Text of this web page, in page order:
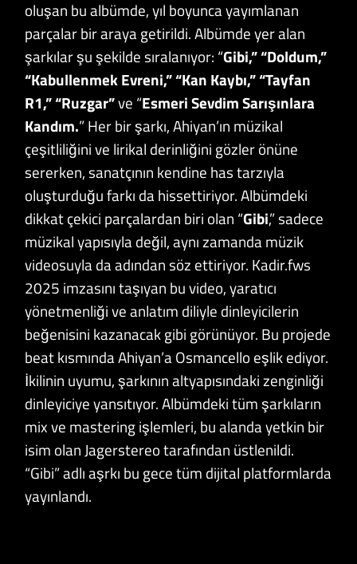
oluşan bu albümde, yıl boyunca yayımlanan
parçalar bir araya getirildi. Albümde yer alan
şarkılar şu şekilde sıralanıyor: “Gibi,” “Doldum,”
“Kabullenmek Evreni,” “Kan Kaybı,” “Tayfan
R1,” “Ruzgar”ve “Esmeri Sevdim Sarışınlara
Kandım.” Her bir şarkı, Ahiyan’ın müzikal
çeşitliliğini ve lirikal derinliğini gözler önüne
sererken, sanatçının kendine has tarzıyla
oluşturduğu farkı da hissettiriyor. Albümdeki
dikkat çekici parçalardan biri olan “Gibi,” sadece
müzikal yapısıyla değil, aynı zamanda müzik
videosuyla da adından söz ettiriyor. Kadir.fws
2025 imzasını taşıyan bu video, yaratıcı
yönetmenliği ve anlatım diliyle dinleyicilerin
beğenisini kazanacak gibi görünüyor. Bu projede
beat kısmında Ahiyan’a Osmancello eşlik ediyor.
İkilinin uyumu, şarkının altyapısındaki zenginliği
dinleyiciye yansıtıyor. Albümdeki tüm şarkıların
mix ve mastering işlemleri, bu alanda yetkin bir
isim olan Jagerstereo tarafından üstlenildi.
“Gibi” adlı aşrkı bu gece tüm dijital platformlarda
yayınlandı.